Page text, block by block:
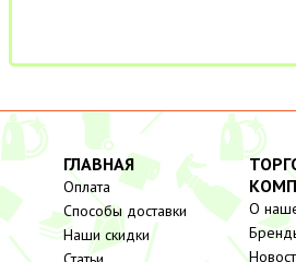
ГЛАВНАЯ
Оплата
Способы доставки
Наши скидки
О